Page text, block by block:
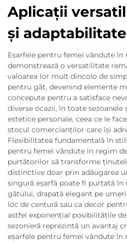
Aplicații
și
Eșarfele pentru femei vândute
demonstrează o versatilitate
valoarea lor mult dincolo de
pentru gât, devenind elemente
concepute pentru a satisface
diverse ocazii, în toate
estetice personale, ceea ce le
stocul comercianților care își
Flexibilitatea fundamentală în
pentru femei vândute în regim
purtătorilor să transforme
distinctive doar prin adăugarea
singură eșarfă poate fi purtată
gâtului, drapată elegant pe
loc de centură sau ca decor
astfel exponențial posibilitățile
sezonieră reprezintă un avantaj
eșarfele pentru femei vândute în